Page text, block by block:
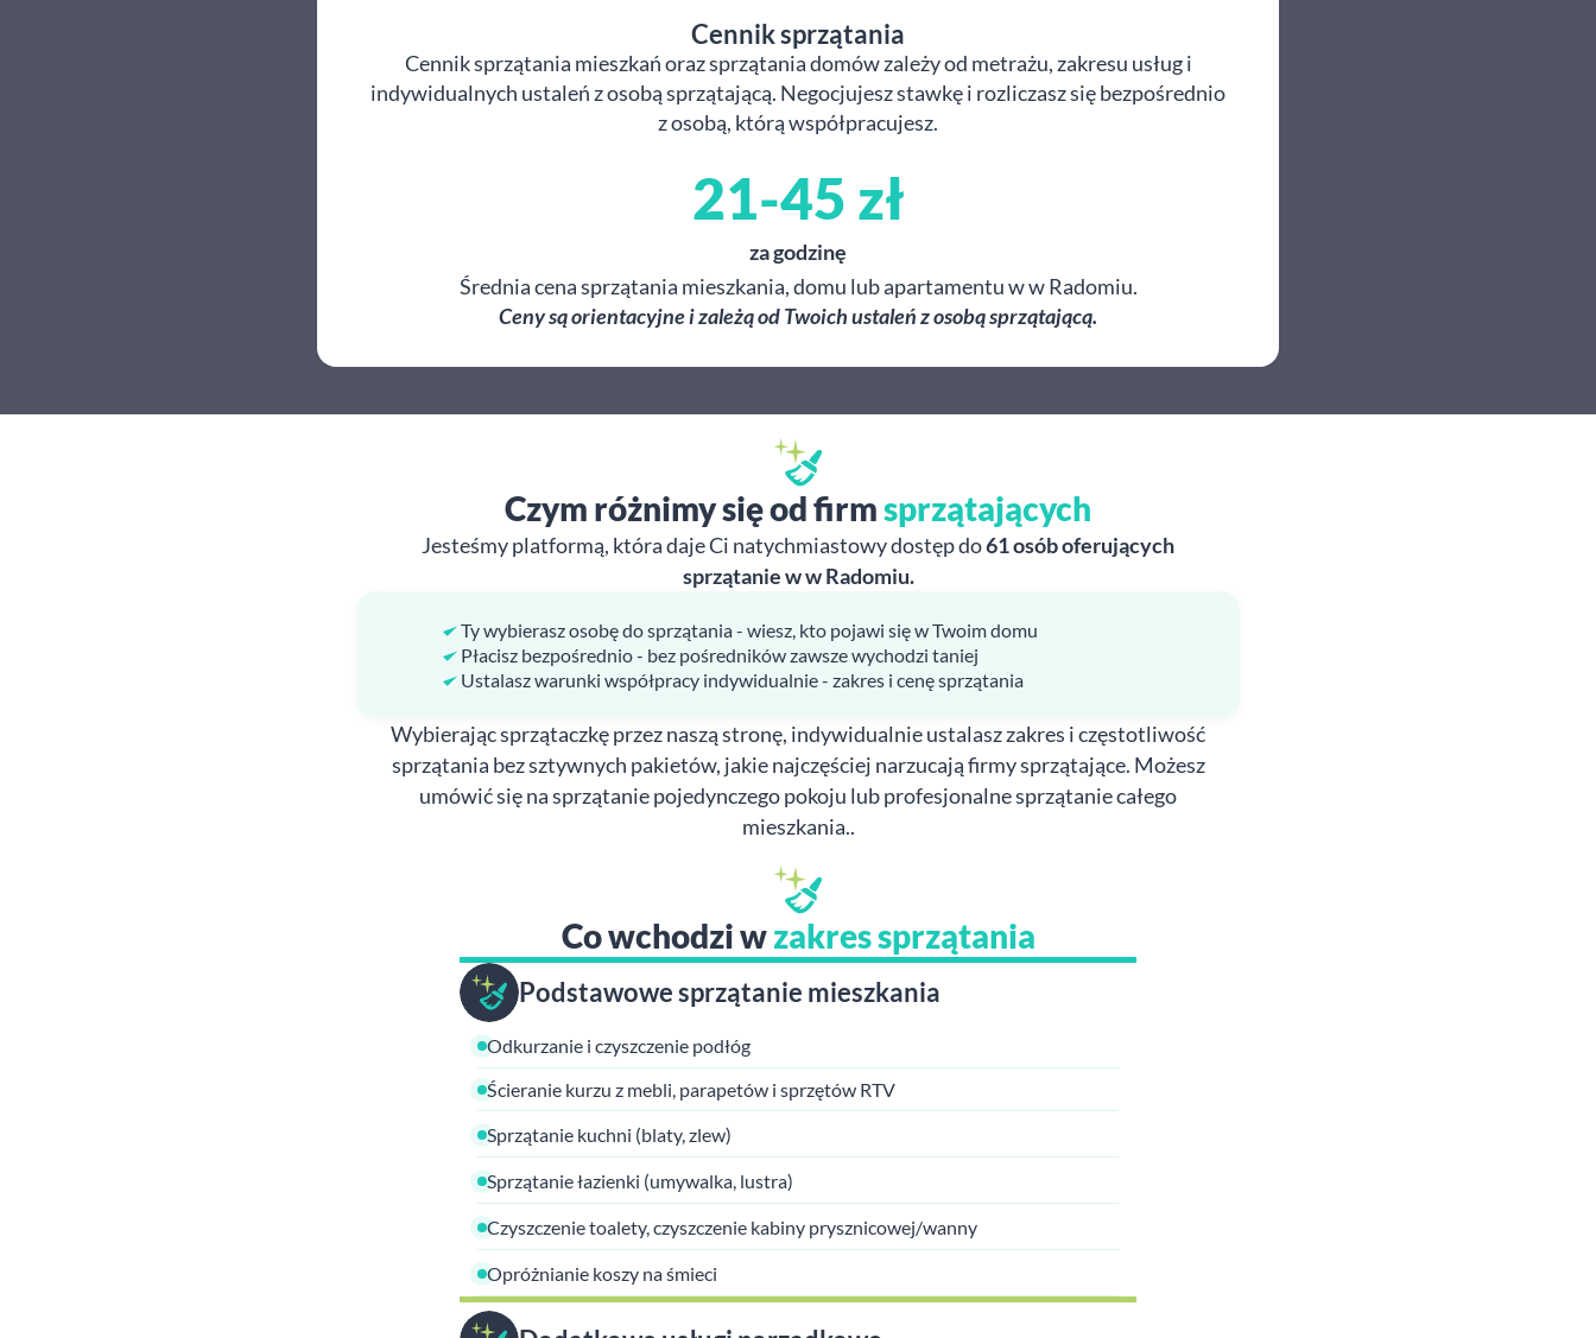
Cennik sprzątania
Cennik sprzątania mieszkań oraz sprzątania domów zależy od metrażu, zakresu usług i
indywidualnych ustaleń z osobą sprzątającą. Negocjujesz stawkę i rozliczasz się bezpośrednio
z osobą, którą współpracujesz.
21-45 zł
za godzinę
Średnia cena sprzątania mieszkania, domu lub apartamentu w w Radomiu.
Ceny są orientacyjne i zależą od Twoich ustaleń z osobą sprzątającą.
Czym różnimy się od firmsprzątających
Jesteśmy platformą, która daje Ci natychmiastowy dostęp do61 osób oferujących
sprzątanie w w Radomiu.
Ty wybierasz osobę do sprzątania - wiesz, kto pojawi się w Twoim domu
Płacisz bezpośrednio - bez pośredników zawsze wychodzi taniej
Ustalasz warunki współpracy indywidualnie - zakres i cenę sprzątania
Wybierając sprzątaczkę przez naszą stronę, indywidualnie ustalasz zakres i częstotliwość
sprzątania bez sztywnych pakietów, jakie najczęściej narzucają firmy sprzątające. Możesz
umówić się na sprzątanie pojedynczego pokoju lub profesjonalne sprzątanie całego
mieszkania..
Co wchodzi wzakres sprzątania
Podstawowe sprzątanie mieszkania
Odkurzanie i czyszczenie podłóg
Ścieranie kurzu z mebli, parapetów i sprzętów RTV
Sprzątanie kuchni (blaty, zlew)
Sprzątanie łazienki (umywalka, lustra)
Czyszczenie toalety, czyszczenie kabiny prysznicowej/wanny
Opróżnianie koszy na śmieci